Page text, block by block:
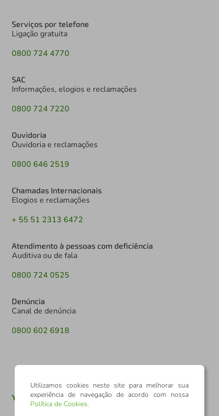
Serviços por telefone
Ligação gratuita
0800 724 4770
SAC
Informações, elogios e reclamações
0800 724 7220
Ouvidoria
Ouvidoria e reclamações
0800 646 2519
Chamadas Internacionais
Elogios e reclamações
+ 55 51 2313 6472
Atendimento à pessoas com deficiência
Auditiva ou de fala
0800 724 0525
Denúncia
Canal de denúncia
0800 602 6918
Youtube Twitter Linkedin Instagram
Utilizamos cookies neste site para melhorar sua
experiência de navegação de acordo com nossa
Política de Cookies.